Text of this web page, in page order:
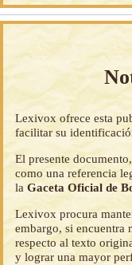
Lexivox ofrece esta
facilitar su
El presente
como una referencia
laGaceta Oficial de
Lexivox procura
embargo, si encuentra
respecto al texto
y lograr una mayor